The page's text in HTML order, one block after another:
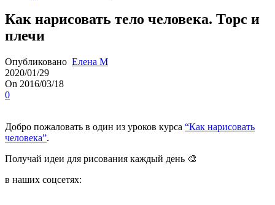
Как нарисовать тело человека. Торс и
плечи
Опубликовано Елена М
2020/01/29
On 2016/03/18
0
Добро пожаловать в один из уроков курса “Как нарисовать
человека”.
Получай идеи для рисования каждый день 🎨
в наших соцсетях: